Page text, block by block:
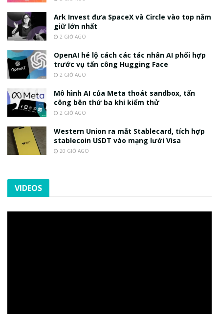
Ark Invest đưa SpaceX và Circle vào top nắm
giữ lớn nhất
2 GIỜ AGO
OpenAI hé lộ cách các tác nhân AI phối hợp
trước vụ tấn công Hugging Face
2 GIỜ AGO
Mô hình AI của Meta thoát sandbox, tấn
công bên thứ ba khi kiểm thử
2 GIỜ AGO
Western Union ra mắt Stablecard, tích hợp
stablecoin USDT vào mạng lưới Visa
20 GIỜ AGO
VIDEOS